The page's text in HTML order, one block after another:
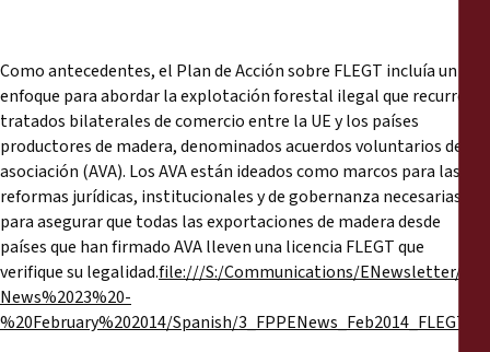
Como antecedentes, el Plan de Acción sobre FLEGT incluía un
enfoque para abordar la explotación forestal ilegal que recurre a
tratados bilaterales de comercio entre la UE y los países
productores de madera, denominados acuerdos voluntarios de
asociación (AVA). Los AVA están ideados como marcos para las
reformas jurídicas, institucionales y de gobernanza necesarias
para asegurar que todas las exportaciones de madera desde
países que han firmado AVA lleven una licencia FLEGT que
verifique su legalidad.file:///S:/Communications/ENewsletter/E-
News%2023%20-
%20February%202014/Spanish/